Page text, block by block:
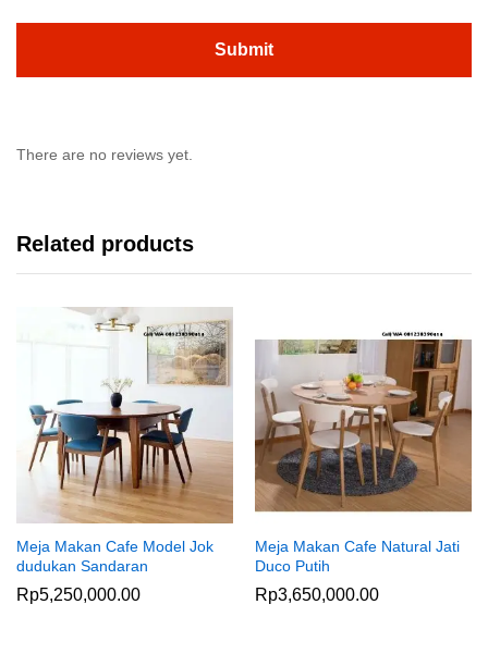
There are no reviews yet.
Related products
Meja Makan Cafe Model Jok
dudukan Sandaran
Rp5,250,000.00
Meja Makan Cafe Natural Jati
Duco Putih
Rp3,650,000.00